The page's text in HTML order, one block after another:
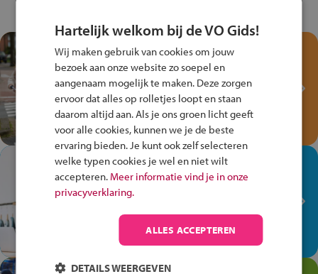
Test je kennis met het
Fiets Veilig
Verkeersspel!
Speel het Fiets Veilig Verkeersspel
en win een Cortina-fiets!
In de winkel ben je op je
plek!
op de winkelvloer, waar elke dag
anders is!
Hartelijk welkom bij de VO Gids!
Wij maken gebruik van cookies om jouw
bezoek aan onze website zo soepel en
aangenaam mogelijk te maken. Deze zorgen
ervoor dat alles op rolletjes loopt en staan
daarom altijd aan. Als je ons groen licht geeft
voor alle cookies, kunnen we je de beste
ervaring bieden. Je kunt ook zelf selecteren
welke typen cookies je wel en niet wilt
accepteren. Meer informatie vind je in onze
privacyverklaring.
ALLES ACCEPTEREN
DETAILS WEERGEVEN